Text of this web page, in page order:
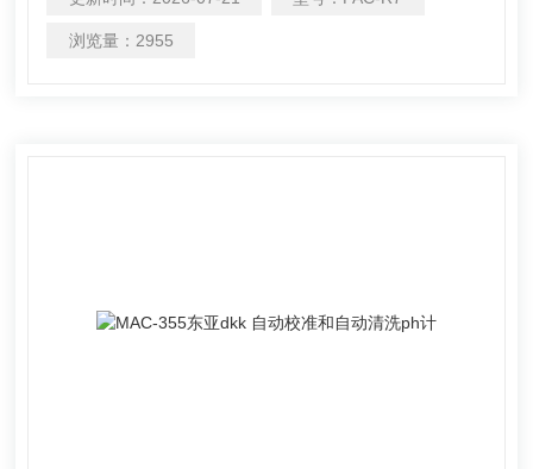
浏览量： 2955